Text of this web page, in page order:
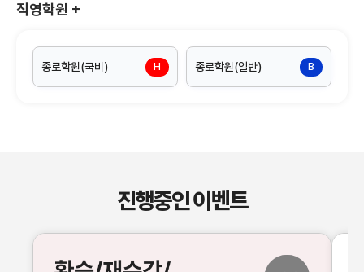
직영학원 +
종로학원(국비) H 종로학원(일반) B
진행중인 이벤트